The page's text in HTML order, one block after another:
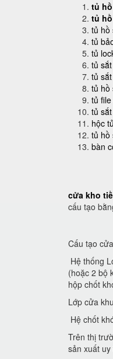
tủ
tủ
tủ hồ
tủ
tủ
tủ
tủ
tủ hồ
tủ
tủ
hộc
tủ hồ
bàn
cửa kho
cấu tạo
Cấu tạo
Hệ thống
(hoặc 2 bộ
hộp chốt
Lớp cửa
Hệ chốt
Trên thị
sản xuất